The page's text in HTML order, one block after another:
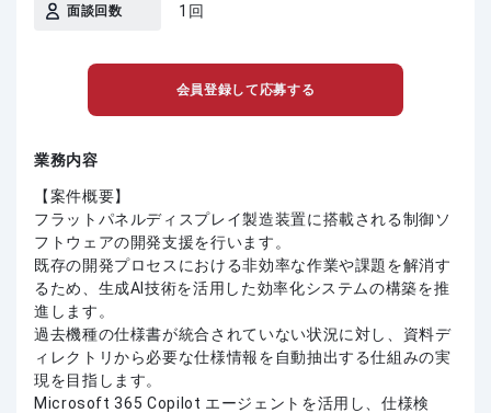
面談回数 1回
会員登録して応募する
業務内容
【案件概要】
フラットパネルディスプレイ製造装置に搭載される制御ソ
フトウェアの開発支援を行います。
既存の開発プロセスにおける非効率な作業や課題を解消す
るため、生成AI技術を活用した効率化システムの構築を推
進します。
過去機種の仕様書が統合されていない状況に対し、資料デ
ィレクトリから必要な仕様情報を自動抽出する仕組みの実
現を目指します。
Microsoft 365 Copilot エージェントを活用し、仕様検